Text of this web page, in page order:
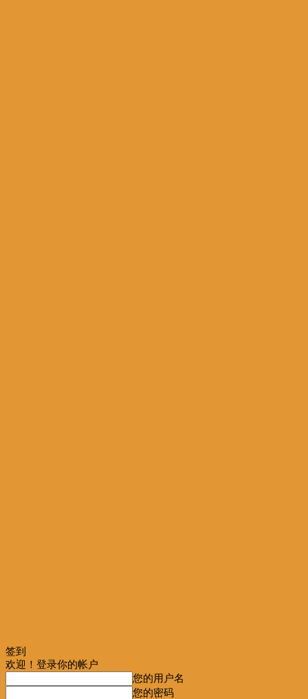
签到
欢迎！登录你的帐户
您的用户名
您的密码